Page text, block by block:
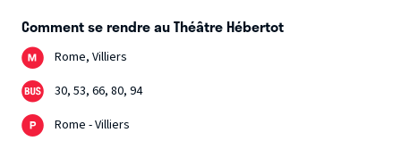
Comment se rendre au Théâtre Hébertot
Rome, Villiers
30, 53, 66, 80, 94
Rome - Villiers